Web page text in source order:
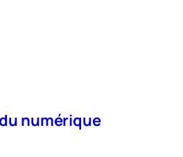
numérique